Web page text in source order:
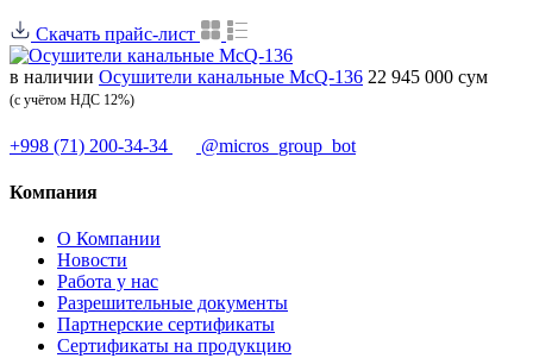
Скачать прайс-лист
в наличии Осушители канальные McQ-136 22 945 000 сум
(с учётом НДС 12%)
+998 (71) 200-34-34 @micros_group_bot
Компания
О Компании
Новости
Работа у нас
Разрешительные документы
Партнерские сертификаты
Сертификаты на продукцию